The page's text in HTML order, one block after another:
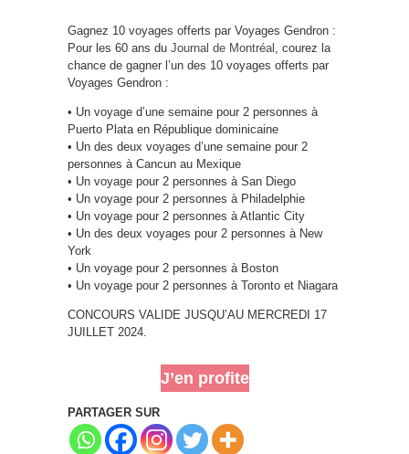
Gagnez 10 voyages offerts par Voyages Gendron :
Pour les 60 ans du Journal de Montréal , courez la
chance de gagner l’un des 10 voyages offerts par
Voyages Gendron :
• Un voyage d’une semaine pour 2 personnes à
Puerto Plata en République dominicaine
• Un des deux voyages d’une semaine pour 2
personnes à Cancun au Mexique
• Un voyage pour 2 personnes à San Diego
• Un voyage pour 2 personnes à Philadelphie
• Un voyage pour 2 personnes à Atlantic City
• Un des deux voyages pour 2 personnes à New
York
• Un voyage pour 2 personnes à Boston
• Un voyage pour 2 personnes à Toronto et Niagara
CONCOURS VALIDE JUSQU’AU MERCREDI 17
JUILLET 2024.
J’en profite
PARTAGER SUR